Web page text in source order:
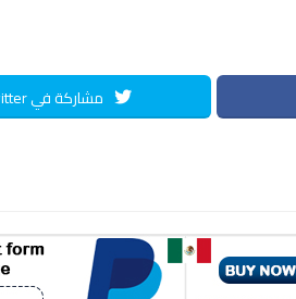
مشاركة في Twitter